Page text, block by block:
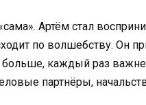
Артём стал
по волшебству. Он
каждый раз
партнёры,